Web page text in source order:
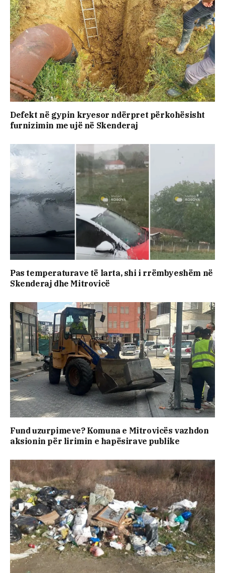
Defekt në gypin kryesor ndërpret përkohësisht
furnizimin me ujë në Skenderaj
Pas temperaturave të larta, shi i rrëmbyeshëm në
Skenderaj dhe Mitrovicë
Fund uzurpimeve? Komuna e Mitrovicës vazhdon
aksionin për lirimin e hapësirave publike